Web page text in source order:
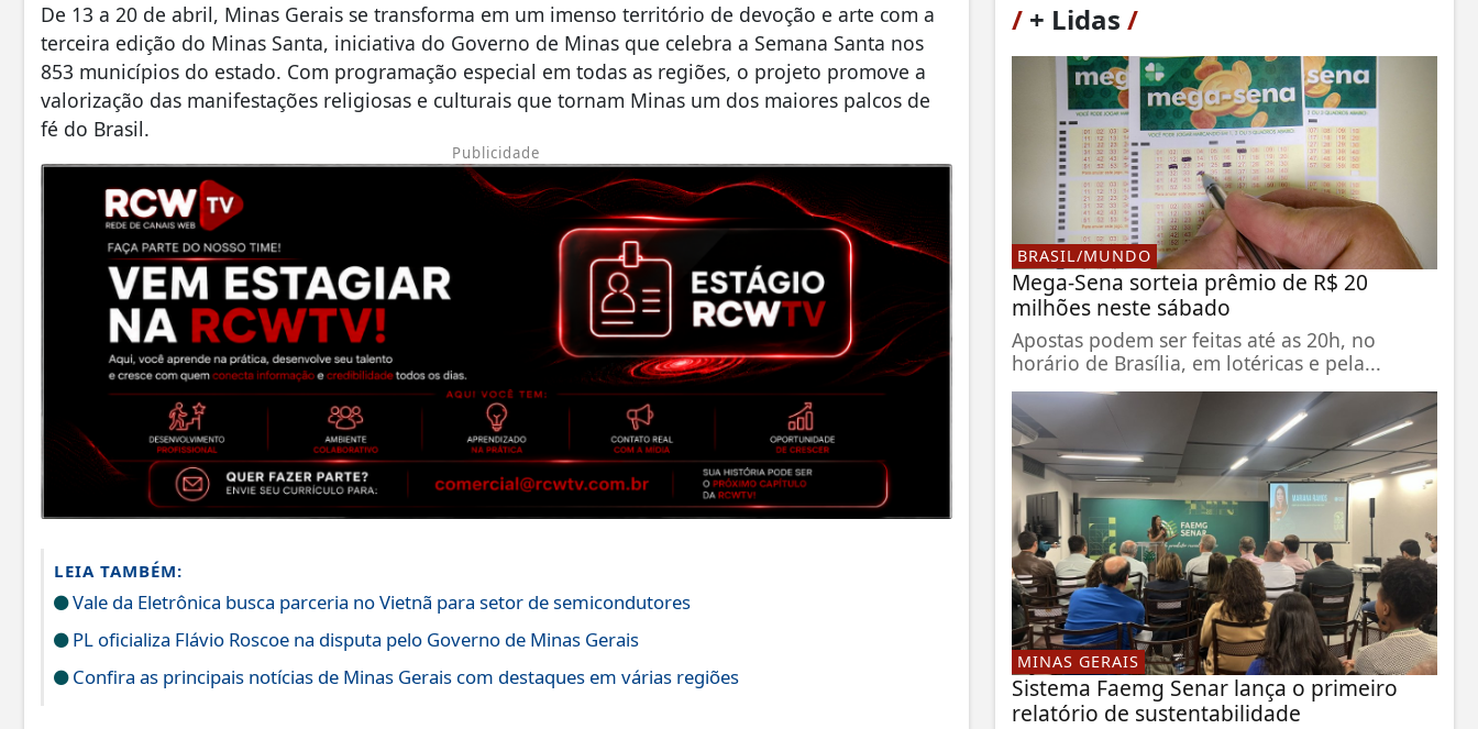
De 13 a 20 de abril, Minas Gerais se transforma em um imenso território de devoção e arte com a
terceira edição do Minas Santa, iniciativa do Governo de Minas que celebra a Semana Santa nos
853 municípios do estado. Com programação especial em todas as regiões, o projeto promove a
valorização das manifestações religiosas e culturais que tornam Minas um dos maiores palcos de
fé do Brasil.
Publicidade
LEIA TAMBÉM:
Vale da Eletrônica busca parceria no Vietnã para setor de semicondutores
PL oficializa Flávio Roscoe na disputa pelo Governo de Minas Gerais
Confira as principais notícias de Minas Gerais com destaques em várias regiões
/+ Lidas /
BRASIL/MUNDO
Mega-Sena sorteia prêmio de R$ 20
milhões neste sábado
Apostas podem ser feitas até as 20h, no
horário de Brasília, em lotéricas e pela...
MINAS GERAIS
Sistema Faemg Senar lança o primeiro
relatório de sustentabilidade